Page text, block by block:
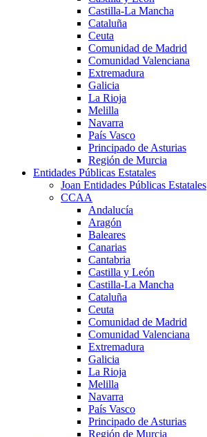
Castilla-La Mancha
Cataluña
Ceuta
Comunidad de Madrid
Comunidad Valenciana
Extremadura
Galicia
La Rioja
Melilla
Navarra
País Vasco
Principado de Asturias
Región de Murcia
Entidades Públicas Estatales
Joan Entidades Públicas Estatales
CCAA
Andalucía
Aragón
Baleares
Canarias
Cantabria
Castilla y León
Castilla-La Mancha
Cataluña
Ceuta
Comunidad de Madrid
Comunidad Valenciana
Extremadura
Galicia
La Rioja
Melilla
Navarra
País Vasco
Principado de Asturias
Región de Murcia